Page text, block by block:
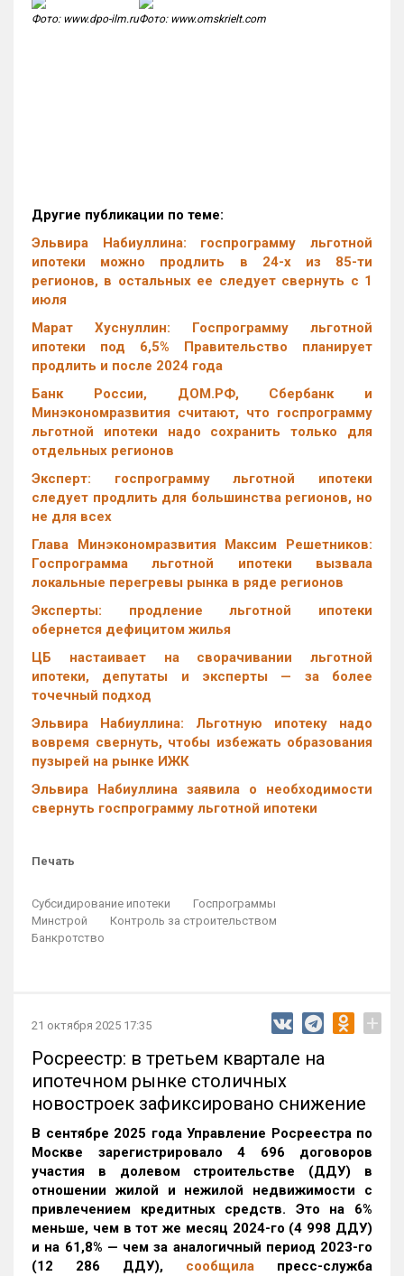
Фото: www.dpo-ilm.ruФото: www.omskrielt.com
Другие публикации по теме:
Эльвира Набиуллина: госпрограмму льготной
ипотеки можно продлить в 24-х из 85-ти
регионов, в остальных ее следует свернуть с 1
июля
Марат Хуснуллин: Госпрограмму льготной
ипотеки под 6,5% Правительство планирует
продлить и после 2024 года
Банк России, ДОМ.РФ, Сбербанк и
Минэкономразвития считают, что госпрограмму
льготной ипотеки надо сохранить только для
отдельных регионов
Эксперт: госпрограмму льготной ипотеки
следует продлить для большинства регионов, но
не для всех
Глава Минэкономразвития Максим Решетников:
Госпрограмма льготной ипотеки вызвала
локальные перегревы рынка в ряде регионов
Эксперты: продление льготной ипотеки
обернется дефицитом жилья
ЦБ настаивает на сворачивании льготной
ипотеки, депутаты и эксперты — за более
точечный подход
Эльвира Набиуллина: Льготную ипотеку надо
вовремя свернуть, чтобы избежать образования
пузырей на рынке ИЖК
Эльвира Набиуллина заявила о необходимости
свернуть госпрограмму льготной ипотеки
Печать
Субсидирование ипотеки
Госпрограммы
Минстрой
Контроль за строительством
Банкротство
21 октября 2025 17:35 +
Росреестр: в третьем квартале на
ипотечном рынке столичных
новостроек зафиксировано снижение
В сентябре 2025 года Управление Росреестра по
Москве зарегистрировало 4 696 договоров
участия в долевом строительстве (ДДУ) в
отношении жилой и нежилой недвижимости с
привлечением кредитных средств. Это на 6%
меньше, чем в тот же месяц 2024-го (4 998 ДДУ)
и на 61,8% — чем за аналогичный период 2023-го
(12 286 ДДУ), сообщила пресс-служба